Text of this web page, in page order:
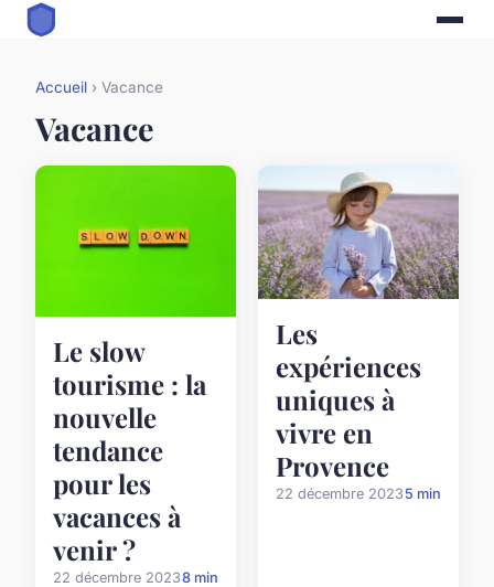
Accueil › Vacance
Vacance
Le slow
tourisme : la
nouvelle
tendance
pour les
vacances à
venir ?
22 décembre 20238 min
Les
expériences
uniques à
vivre en
Provence
22 décembre 2023 5 min